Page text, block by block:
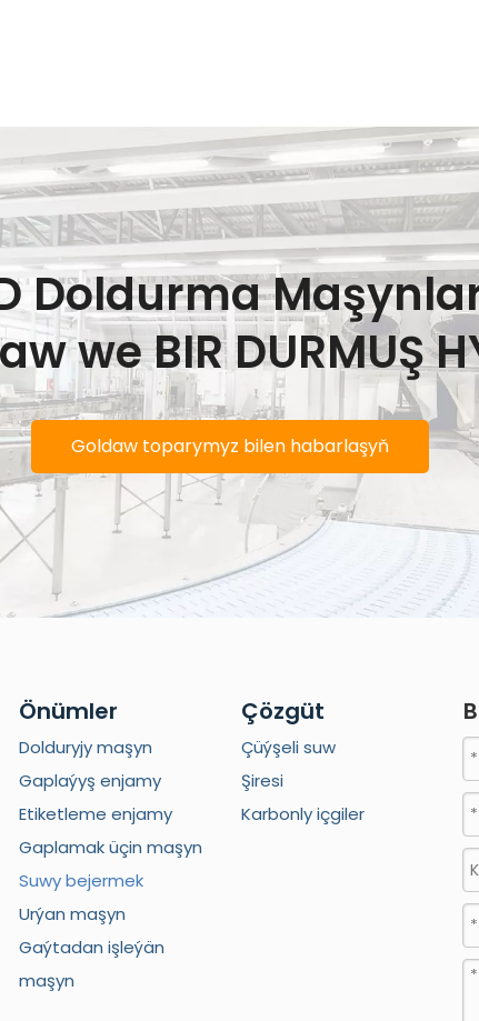
Doldurma
we BIR DURMUŞ
Goldaw toparymyz bilen habarlaşyň
Önümler
Dolduryjy maşyn
Gaplaýyş enjamy
Etiketleme enjamy
Gaplamak üçin maşyn
Suwy bejermek
Urýan maşyn
Gaýtadan işleýän
maşyn
Çözgüt
Çüýşeli suw
Şiresi
Karbonly içgiler